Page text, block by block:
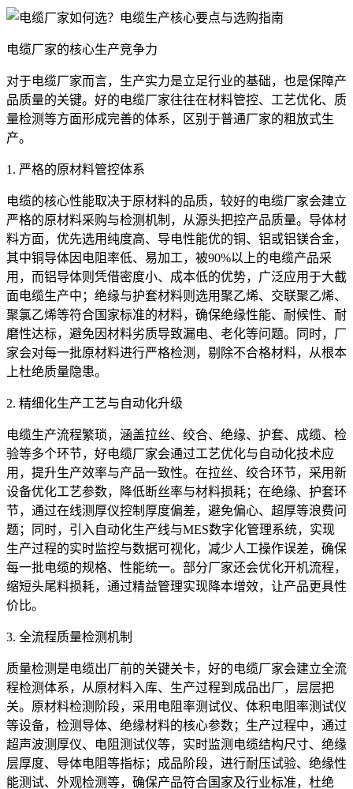
电缆厂家的核心生产竞争力
对于电缆厂家而言，生产实力是立足行业的基础，也是保障产
品质量的关键。好的电缆厂家往往在材料管控、工艺优化、质
量检测等方面形成完善的体系，区别于普通厂家的粗放式生
产。
1. 严格的原材料管控体系
电缆的核心性能取决于原材料的品质，较好的电缆厂家会建立
严格的原材料采购与检测机制，从源头把控产品质量。导体材
料方面，优先选用纯度高、导电性能优的铜、铝或铝镁合金，
其中铜导体因电阻率低、易加工，被90%以上的电缆产品采
用，而铝导体则凭借密度小、成本低的优势，广泛应用于大截
面电缆生产中；绝缘与护套材料则选用聚乙烯、交联聚乙烯、
聚氯乙烯等符合国家标准的材料，确保绝缘性能、耐候性、耐
磨性达标，避免因材料劣质导致漏电、老化等问题。同时，厂
家会对每一批原材料进行严格检测，剔除不合格材料，从根本
上杜绝质量隐患。
2. 精细化生产工艺与自动化升级
电缆生产流程繁琐，涵盖拉丝、绞合、绝缘、护套、成缆、检
验等多个环节，好电缆厂家会通过工艺优化与自动化技术应
用，提升生产效率与产品一致性。在拉丝、绞合环节，采用新
设备优化工艺参数，降低断丝率与材料损耗；在绝缘、护套环
节，通过在线测厚仪控制厚度偏差，避免偏心、超厚等浪费问
题；同时，引入自动化生产线与MES数字化管理系统，实现
生产过程的实时监控与数据可视化，减少人工操作误差，确保
每一批电缆的规格、性能统一。部分厂家还会优化开机流程，
缩短头尾料损耗，通过精益管理实现降本增效，让产品更具性
价比。
3. 全流程质量检测机制
质量检测是电缆出厂前的关键关卡，好的电缆厂家会建立全流
程检测体系，从原材料入库、生产过程到成品出厂，层层把
关。原材料检测阶段，采用电阻率测试仪、体积电阻率测试仪
等设备，检测导体、绝缘材料的核心参数；生产过程中，通过
超声波测厚仪、电阻测试仪等，实时监测电缆结构尺寸、绝缘
层厚度、导体电阻等指标；成品阶段，进行耐压试验、绝缘性
能测试、外观检测等，确保产品符合国家及行业标准，杜绝